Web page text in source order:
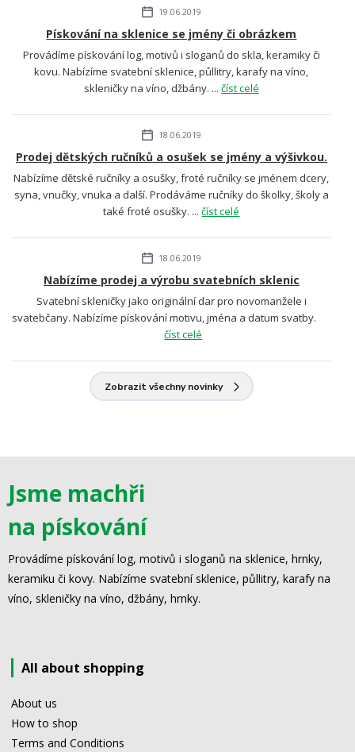
19.06.2019
Pískování na sklenice se jmény či obrázkem
Provádíme pískování log, motivů i sloganů do skla, keramiky či
kovu. Nabízíme svatební sklenice, půllitry, karafy na víno,
skleničky na víno, džbány. ... číst celé
18.06.2019
Prodej dětských ručníků a osušek se jmény a výšivkou.
Nabízíme dětské ručníky a osušky, froté ručníky se jménem dcery,
syna, vnučky, vnuka a další. Prodáváme ručníky do školky, školy a
také froté osušky. ...číst celé
18.06.2019
Nabízíme prodej a výrobu svatebních sklenic
Svatební skleničky jako originální dar pro novomanžele i
svatebčany. Nabízíme pískování motivu, jména a datum svatby.
číst celé
Zobrazit všechny novinky
Jsme machři
na pískování
Provádíme pískování log, motivů i sloganů na sklenice, hrnky,
keramiku či kovy. Nabízíme svatební sklenice, půllitry, karafy na
víno, skleničky na víno, džbány, hrnky.
All about shopping
About us
How to shop
Terms and Conditions